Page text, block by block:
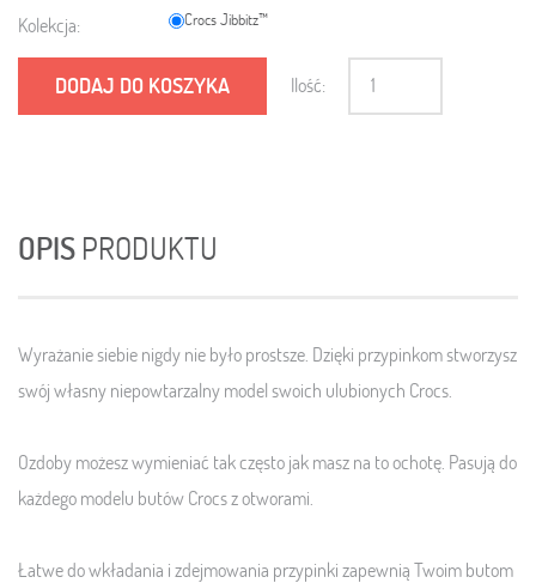
Kolekcja: Crocs Jibbitz™
DODAJ DO KOSZYKA Ilość:
OPIS PRODUKTU
Wyrażanie siebie nigdy nie było prostsze. Dzięki przypinkom stworzysz
swój własny niepowtarzalny model swoich ulubionych Crocs.
Ozdoby możesz wymieniać tak często jak masz na to ochotę. Pasują do
każdego modelu butów Crocs z otworami.
Łatwe do wkładania i zdejmowania przypinki zapewnią Twoim butom